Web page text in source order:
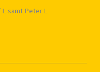
L samt Peter L